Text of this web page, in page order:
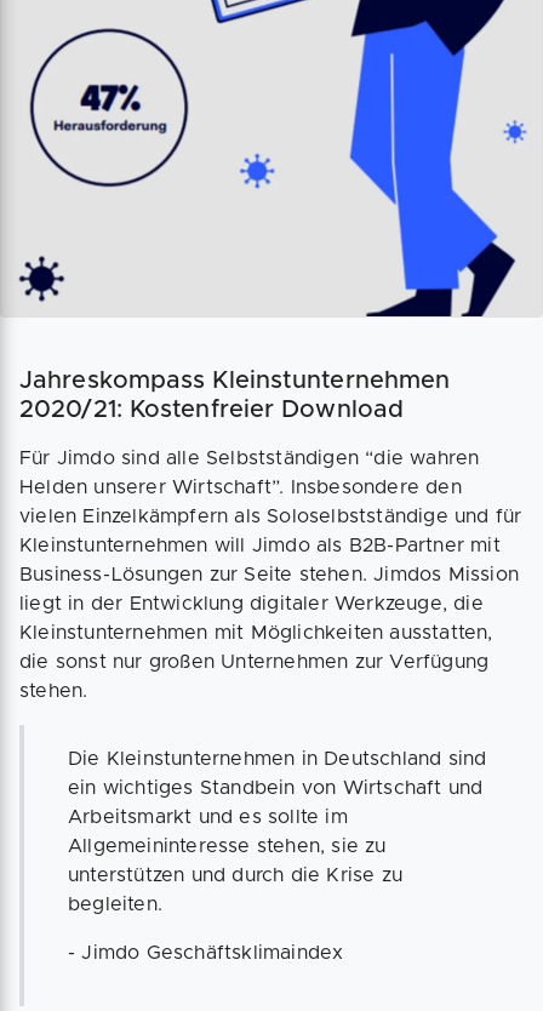
Jahreskompass Kleinstunternehmen
2020/21: Kostenfreier Download
Für Jimdo sind alle Selbstständigen “die wahren
Helden unserer Wirtschaft”. Insbesondere den
vielen Einzelkämpfern als Soloselbstständige und für
Kleinstunternehmen will Jimdo als B2B-Partner mit
Business-Lösungen zur Seite stehen. Jimdos Mission
liegt in der Entwicklung digitaler Werkzeuge, die
Kleinstunternehmen mit Möglichkeiten ausstatten,
die sonst nur großen Unternehmen zur Verfügung
stehen.
Die Kleinstunternehmen in Deutschland sind
ein wichtiges Standbein von Wirtschaft und
Arbeitsmarkt und es sollte im
Allgemeininteresse stehen, sie zu
unterstützen und durch die Krise zu
begleiten.
- Jimdo Geschäftsklimaindex